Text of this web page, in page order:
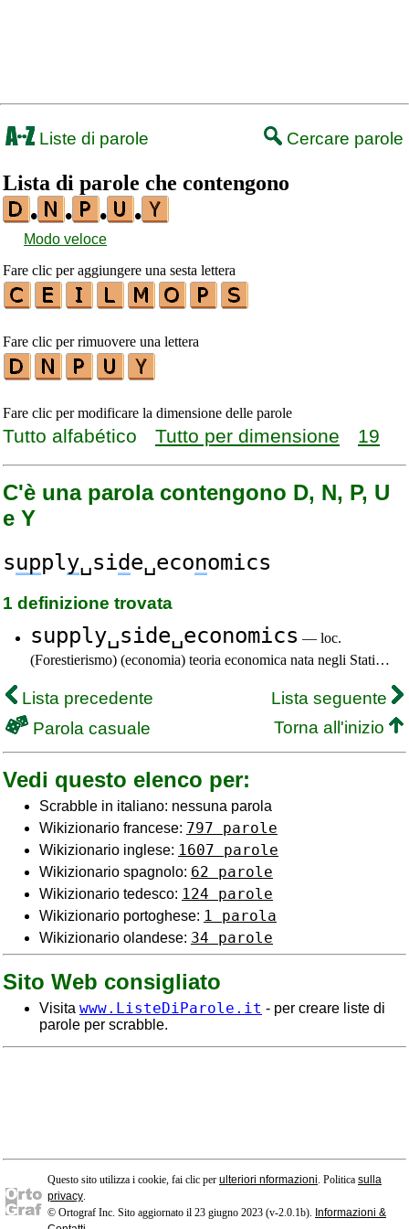
Liste di parole Cercare parole
Lista di parole che contengono
•
• • •
Modo veloce
Fare clic per aggiungere una sesta lettera
Fare clic per rimuovere una lettera
Fare clic per modificare la dimensione delle parole
Tutto alfabético Tutto per dimensione 19
C'è una parola contengono D, N, P, U
e Y
supply␣side␣economics
1 definizione trovata
supply␣side␣economics — loc.
(Forestierismo) (economia) teoria economica nata negli Stati…
Lista precedente
Lista seguente
Parola casuale
Torna all'inizio
Vedi questo elenco per:
Scrabble in italiano: nessuna parola
Wikizionario francese: 797 parole
Wikizionario inglese: 1607 parole
Wikizionario spagnolo: 62 parole
Wikizionario tedesco: 124 parole
Wikizionario portoghese: 1 parola
Wikizionario olandese: 34 parole
Sito Web consigliato
Visita www.ListeDiParole.it - per creare liste di
parole per scrabble.
Questo sito utilizza i cookie, fai clic per ulteriori nformazioni. Politica sulla
privacy.
© Ortograf Inc. Sito aggiornato il 23 giugno 2023 (v-2.0.1b). Informazioni &